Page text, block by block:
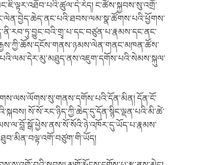
ང་ཚོས་སྐྱབས་སུ་འགྲོ་
དོན་ངོ་
སོ་སོ་རང་ཉིད་ཀྱི་ཆེད་དུ་དོན་སྙིང་ལྡན་པའི་མི་ཚེ་